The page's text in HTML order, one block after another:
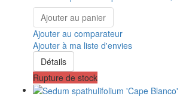
Ajouter au panier
Ajouter au comparateur
Ajouter à ma liste d'envies
Détails
Rupture de stock